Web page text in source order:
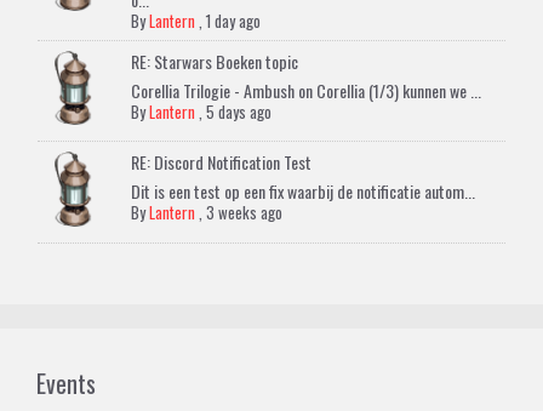
ByLantern ,1 day ago
RE: Starwars Boeken topic
Corellia Trilogie - Ambush on Corellia (1/3) kunnen we ...
ByLantern ,5 days ago
RE: Discord Notification Test
Dit is een test op een fix waarbij de notificatie autom...
ByLantern ,3 weeks ago
Events